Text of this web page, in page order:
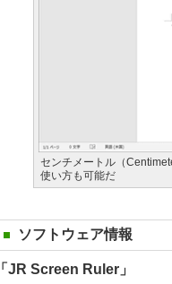
センチメートル（
使い方も可能だ
ソフトウェア情報
「JR Screen Ruler」